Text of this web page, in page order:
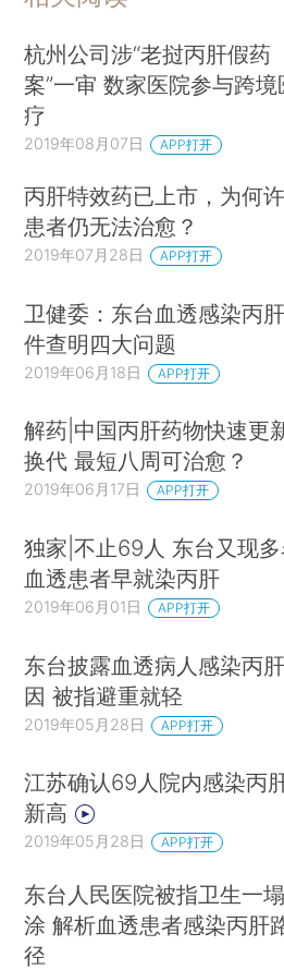
杭州公司涉“老挝丙肝假药
案”一审 数家医院参与跨境
疗
2019年08月07日 APP打开
丙肝特效药已上市，为何
患者仍无法治愈？
2019年07月28日 APP打开
卫健委：东台血透感染丙
件查明四大问题
2019年06月18日 APP打开
解药|中国丙肝药物快速更
换代 最短八周可治愈？
2019年06月17日 APP打开
独家|不止69人 东台又现多
血透患者早就染丙肝
2019年06月01日 APP打开
东台披露血透病人感染丙
因 被指避重就轻
2019年05月28日 APP打开
江苏确认69人院内感染丙
新高
2019年05月28日 APP打开
东台人民医院被指卫生一
涂 解析血透患者感染丙肝
径